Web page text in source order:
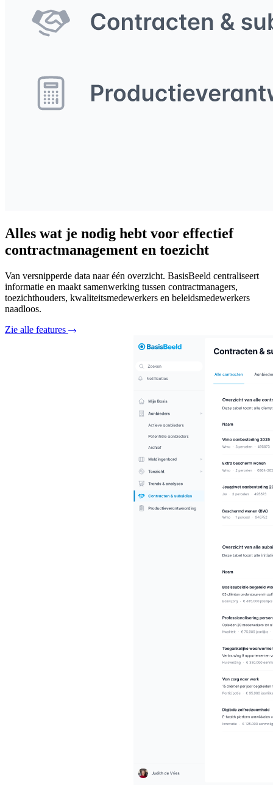
Alles wat je nodig hebt voor effectief
contractmanagement en toezicht
Van versnipperde data naar één overzicht. BasisBeeld centraliseert
informatie en maakt samenwerking tussen contractmanagers,
toezichthouders, kwaliteitsmedewerkers en beleidsmedewerkers
naadloos.
Zie alle features